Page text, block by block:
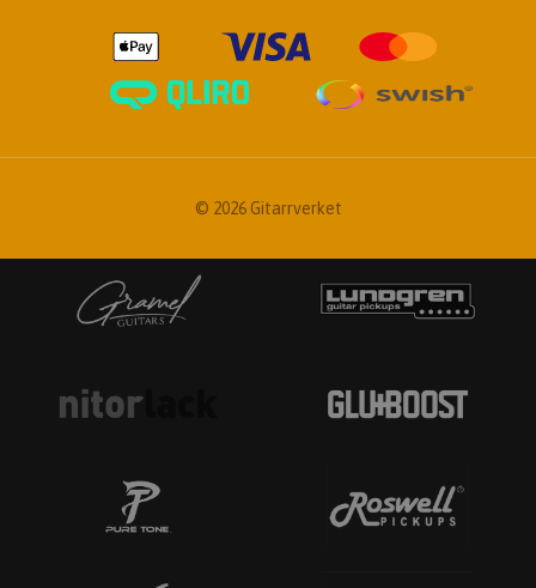
© 2026 Gitarrverket